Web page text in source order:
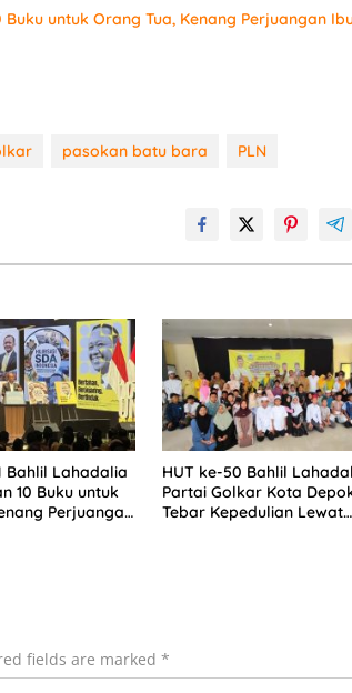
untuk Orang Tua, Kenang Perjuangan
pasokan batu bara PLN
Bahlil Lahadalia
10 Buku untuk
Perjuangan
HUT ke-50 Bahlil
Partai Golkar Kota
Tebar Kepedulian Lewat
fields are marked *